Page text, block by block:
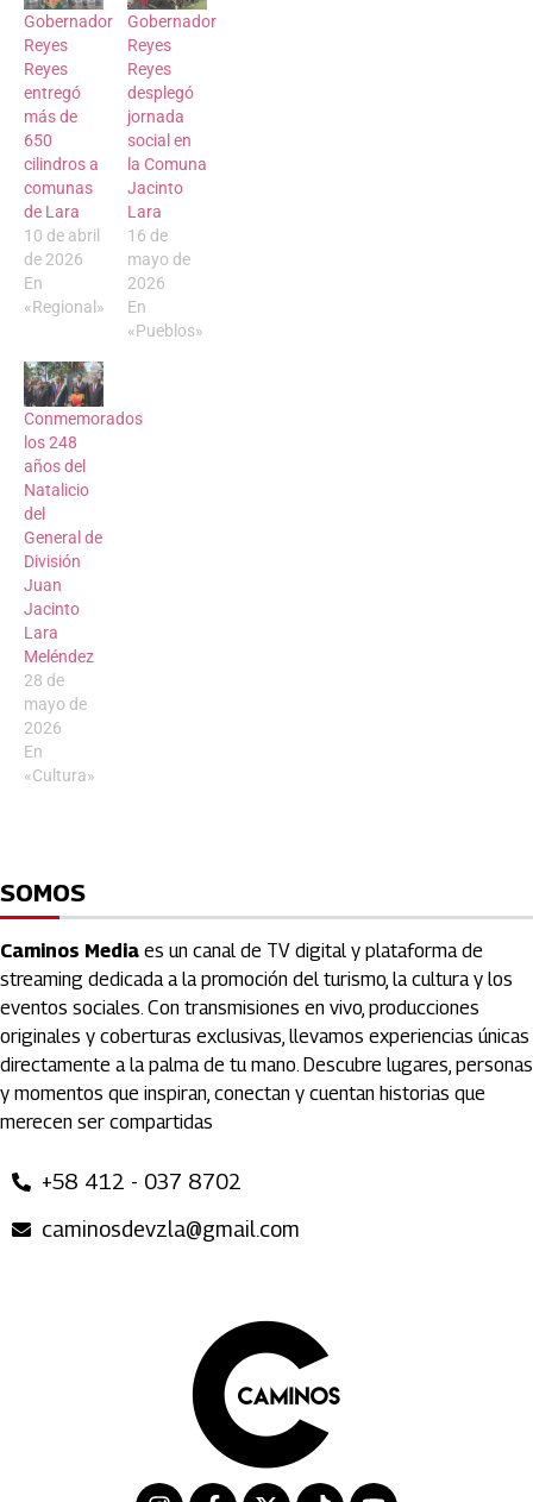
Gobernador
Reyes
Reyes
entregó
más de
650
cilindros a
comunas
de Lara
10 de abril
de 2026
En
«Regional»
Gobernador
Reyes
Reyes
desplegó
jornada
social en
la Comuna
Jacinto
Lara
16 de
mayo de
2026
En
«Pueblos»
Conmemorados
los 248
años del
Natalicio
del
General de
División
Juan
Jacinto
Lara
Meléndez
28 de
mayo de
2026
En
«Cultura»
SOMOS
Caminos Media es un canal de TV digital y plataforma de
streaming dedicada a la promoción del turismo, la cultura y los
eventos sociales. Con transmisiones en vivo, producciones
originales y coberturas exclusivas, llevamos experiencias únicas
directamente a la palma de tu mano. Descubre lugares, personas
y momentos que inspiran, conectan y cuentan historias que
merecen ser compartidas
+58 412 - 037 8702
caminosdevzla@gmail.com